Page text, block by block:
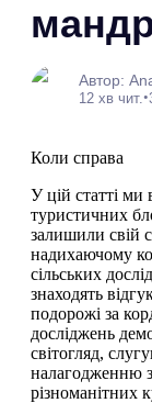
Автор:
12 хв чит. •
Коли справа
У цій статті ми
туристичних
залишили свій
надихаючому
сільських
знаходять
подорожі за
досліджень
світогляд,
налагодженню
різноманітних